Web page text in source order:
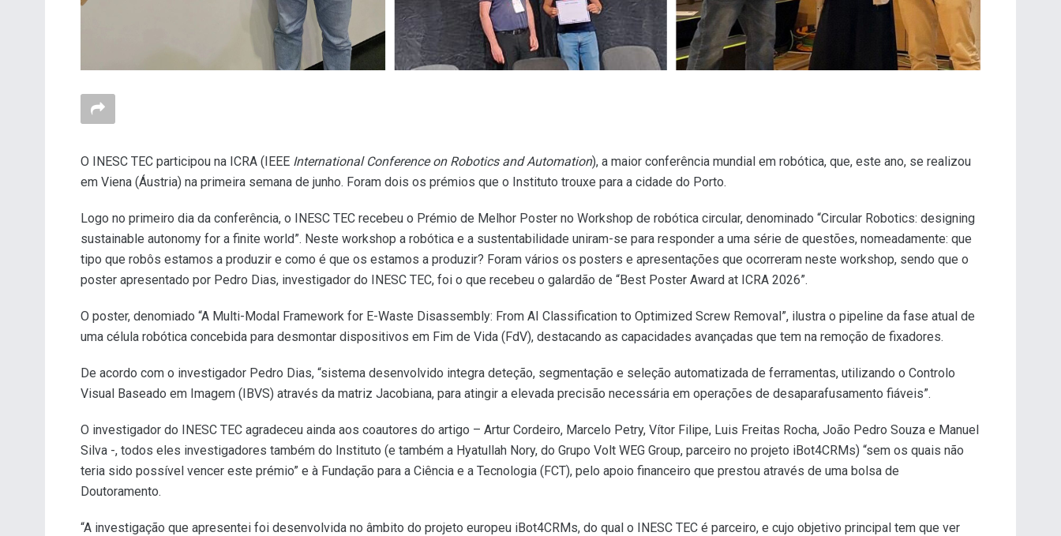
O INESC TEC participou na ICRA (IEEE International Conference on Robotics and Automation), a maior conferência mundial em robótica, que, este ano, se realizou
em Viena (Áustria) na primeira semana de junho. Foram dois os prémios que o Instituto trouxe para a cidade do Porto.
Logo no primeiro dia da conferência, o INESC TEC recebeu o Prémio de Melhor Poster no Workshop de robótica circular, denominado “Circular Robotics: designing
sustainable autonomy for a finite world”. Neste workshop a robótica e a sustentabilidade uniram-se para responder a uma série de questões, nomeadamente: que
tipo que robôs estamos a produzir e como é que os estamos a produzir? Foram vários os posters e apresentações que ocorreram neste workshop, sendo que o
poster apresentado por Pedro Dias, investigador do INESC TEC, foi o que recebeu o galardão de “Best Poster Award at ICRA 2026”.
O poster, denomiado “A Multi-Modal Framework for E-Waste Disassembly: From AI Classification to Optimized Screw Removal”, ilustra o pipeline da fase atual de
uma célula robótica concebida para desmontar dispositivos em Fim de Vida (FdV), destacando as capacidades avançadas que tem na remoção de fixadores.
De acordo com o investigador Pedro Dias, “sistema desenvolvido integra deteção, segmentação e seleção automatizada de ferramentas, utilizando o Controlo
Visual Baseado em Imagem (IBVS) através da matriz Jacobiana, para atingir a elevada precisão necessária em operações de desaparafusamento fiáveis”.
O investigador do INESC TEC agradeceu ainda aos coautores do artigo – Artur Cordeiro, Marcelo Petry, Vítor Filipe, Luis Freitas Rocha, João Pedro Souza e Manuel
Silva -, todos eles investigadores também do Instituto (e também a Hyatullah Nory, do Grupo Volt WEG Group, parceiro no projeto iBot4CRMs) “sem os quais não
teria sido possível vencer este prémio” e à Fundação para a Ciência e a Tecnologia (FCT), pelo apoio financeiro que prestou através de uma bolsa de
Doutoramento.
“A investigação que apresentei foi desenvolvida no âmbito do projeto europeu iBot4CRMs, do qual o INESC TEC é parceiro, e cujo objetivo principal tem que ver